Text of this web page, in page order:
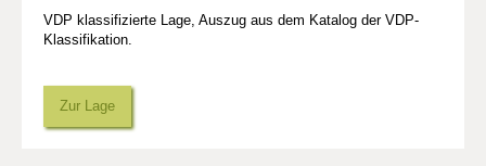
VDP klassifizierte Lage, Auszug aus dem Katalog der VDP-
Klassifikation.
Zur Lage